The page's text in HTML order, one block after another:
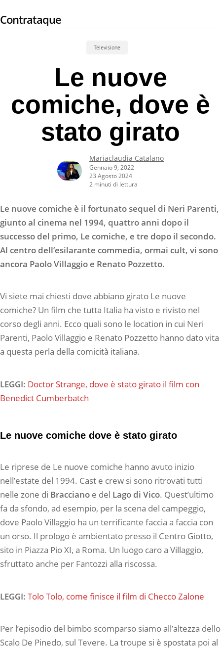
to
Contrataque
Televisione
Le nuove
comiche, dove è
stato girato
Mariaclaudia Catalano
Gennaio 9, 2022
23 Agosto 2024
2 minuti di lettura
Le nuove comiche è il fortunato sequel di Neri Parenti,
giunto al cinema nel 1994, quattro anni dopo il
successo del primo, Le comiche, e tre dopo il secondo.
Al centro dell’esilarante commedia, ormai cult, vi sono
ancora Paolo Villaggio e Renato Pozzetto.
Vi siete mai chiesti dove abbiano girato Le nuove
comiche? Un film che tutta Italia ha visto e rivisto nel
corso degli anni. Ecco quali sono le location in cui Neri
Parenti, Paolo Villaggio e Renato Pozzetto hanno dato vita
a questa perla della comicità italiana.
LEGGI: Doctor Strange, dove è stato girato il film con
Benedict Cumberbatch
Le nuove comiche dove è stato girato
Le riprese de Le nuove comiche hanno avuto inizio
nell’estate del 1994. Cast e crew si sono ritrovati tutti
nelle zone di Bracciano e del Lago di Vico. Quest’ultimo
fa da sfondo, ad esempio, per la scena del campeggio,
dove Paolo Villaggio ha un terrificante faccia a faccia con
un orso. Il prologo è ambientato presso il Centro Giotto,
sito in Piazza Pio XI, a Roma. Un luogo caro a Villaggio,
sfruttato anche per Fantozzi alla riscossa.
LEGGI: Tolo Tolo, come finisce il film di Checco Zalone
Per l’episodio del bimbo scomparso siamo all’altezza dello
Scalo De Pinedo, sul Tevere. La troupe si è spostata poi al